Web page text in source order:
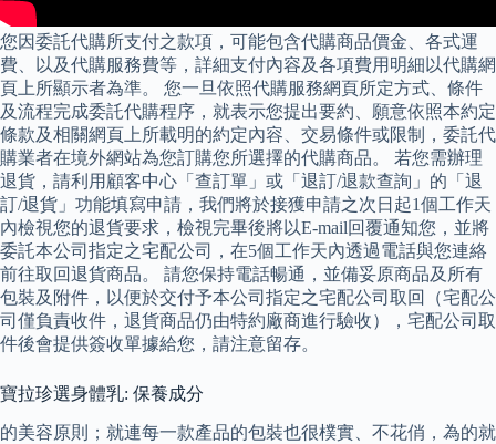
您因委託代購所支付之款項，可能包含代購商品價金、各式運
費、以及代購服務費等，詳細支付內容及各項費用明細以代購網
頁上所顯示者為準。 您一旦依照代購服務網頁所定方式、條件
及流程完成委託代購程序，就表示您提出要約、願意依照本約定
條款及相關網頁上所載明的約定內容、交易條件或限制，委託代
購業者在境外網站為您訂購您所選擇的代購商品。 若您需辦理
退貨，請利用顧客中心「查訂單」或「退訂/退款查詢」的「退
訂/退貨」功能填寫申請，我們將於接獲申請之次日起1個工作天
內檢視您的退貨要求，檢視完畢後將以E-mail回覆通知您，並將
委託本公司指定之宅配公司，在5個工作天內透過電話與您連絡
前往取回退貨商品。 請您保持電話暢通，並備妥原商品及所有
包裝及附件，以便於交付予本公司指定之宅配公司取回（宅配公
司僅負責收件，退貨商品仍由特約廠商進行驗收），宅配公司取
件後會提供簽收單據給您，請注意留存。
寶拉珍選身體乳: 保養成分
的美容原則；就連每一款產品的包裝也很樸實、不花俏，為的就